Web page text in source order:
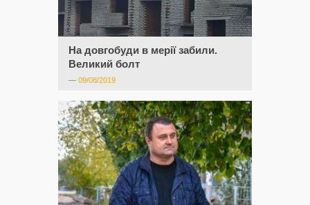
На довгобуди в мерії забили.
Великий болт
— 09/08/2019